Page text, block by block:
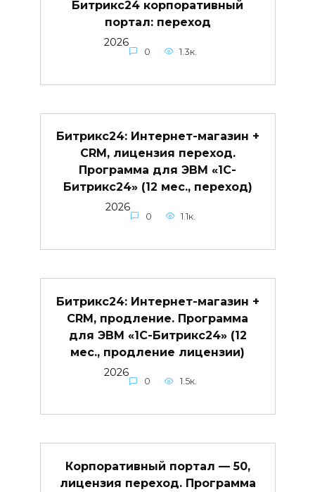
Битрикс24 корпоративный
портал: переход
2026
0 1.3к.
Битрикс24: Интернет-магазин +
CRM, лицензия переход.
Программа для ЭВМ «1С-
Битрикс24» (12 мес., переход)
2026
0 1.1к.
Битрикс24: Интернет-магазин +
CRM, продление. Программа
для ЭВМ «1С-Битрикс24» (12
мес., продление лицензии)
2026
0 1.5к.
Корпоративный портал — 50,
лицензия переход. Программа